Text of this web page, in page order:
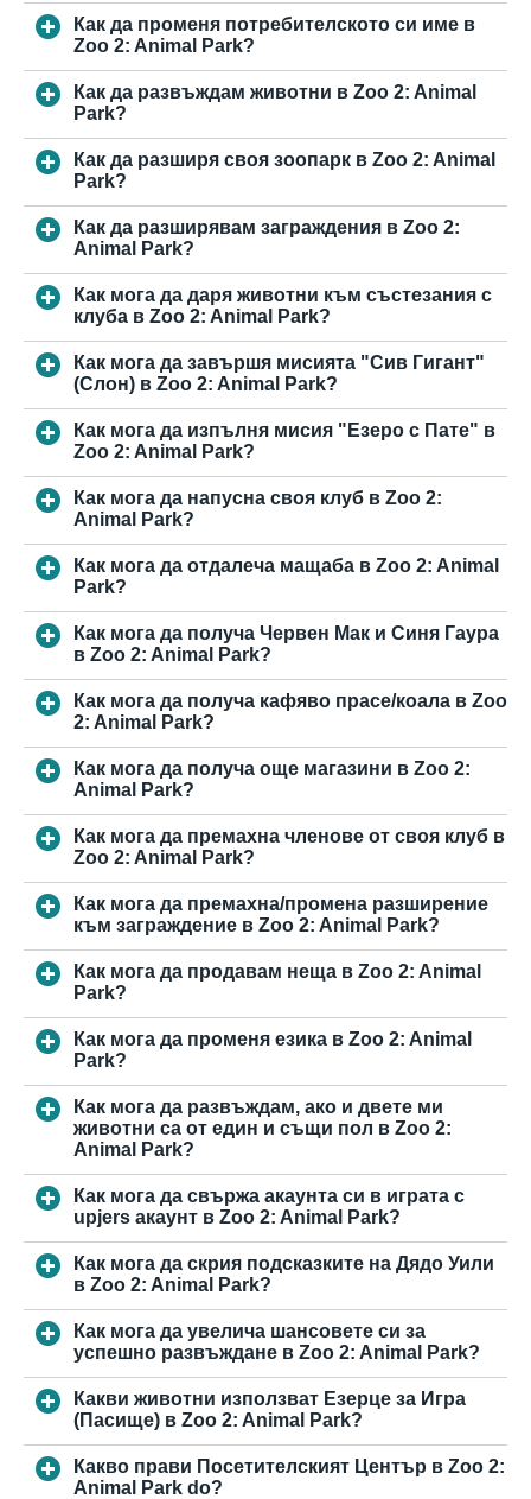
Как да променя потребителското си име в
Zoo 2: Animal Park?
Как да развъждам животни в Zoo 2: Animal
Park?
Как да разширя своя зоопарк в Zoo 2: Animal
Park?
Как да разширявам заграждения в Zoo 2:
Animal Park?
Как мога да даря животни към състезания с
клуба в Zoo 2: Animal Park?
Как мога да завършя мисията "Сив Гигант"
(Слон) в Zoo 2: Animal Park?
Как мога да изпълня мисия "Езеро с Пате" в
Zoo 2: Animal Park?
Как мога да напусна своя клуб в Zoo 2:
Animal Park?
Как мога да отдалеча мащаба в Zoo 2: Animal
Park?
Как мога да получа Червен Мак и Синя Гаура
в Zoo 2: Animal Park?
Как мога да получа кафяво прасе/коала в Zoo
2: Animal Park?
Как мога да получа още магазини в Zoo 2:
Animal Park?
Как мога да премахна членове от своя клуб в
Zoo 2: Animal Park?
Как мога да премахна/промена разширение
към заграждение в Zoo 2: Animal Park?
Как мога да продавам неща в Zoo 2: Animal
Park?
Как мога да променя езика в Zoo 2: Animal
Park?
Как мога да развъждам, ако и двете ми
животни са от един и същи пол в Zoo 2:
Animal Park?
Как мога да свържа акаунта си в играта с
upjers акаунт в Zoo 2: Animal Park?
Как мога да скрия подсказките на Дядо Уили
в Zoo 2: Animal Park?
Как мога да увелича шансовете си за
успешно развъждане в Zoo 2: Animal Park?
Какви животни използват Езерце за Игра
(Пасище) в Zoo 2: Animal Park?
Какво прави Посетителският Център в Zoo 2:
Animal Park do?